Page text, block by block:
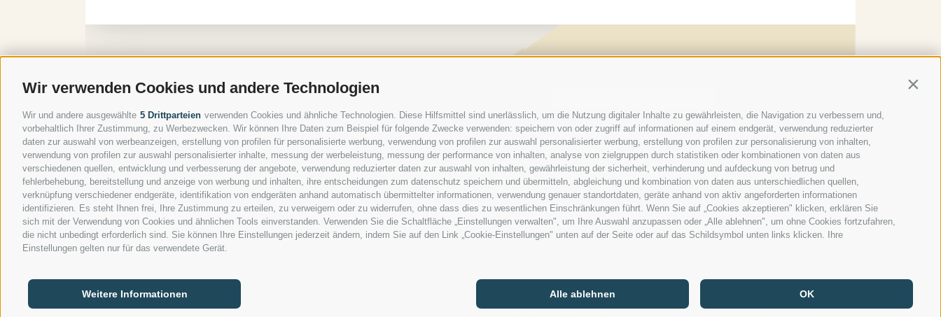
Wir verwenden Cookies und andere Technologien
Wir und andere ausgewählte 5 Drittparteien verwenden Cookies und ähnliche Technologien. Diese Hilfsmittel sind unerlässlich, um die Nutzung digitaler Inhalte zu gewährleisten, die Navigation zu verbessern und,
vorbehaltlich Ihrer Zustimmung, zu Werbezwecken. Wir können Ihre Daten zum Beispiel für folgende Zwecke verwenden: speichern von oder zugriff auf informationen auf einem endgerät, verwendung reduzierter
daten zur auswahl von werbeanzeigen, erstellung von profilen für personalisierte werbung, verwendung von profilen zur auswahl personalisierter werbung, erstellung von profilen zur personalisierung von inhalten,
verwendung von profilen zur auswahl personalisierter inhalte, messung der werbeleistung, messung der performance von inhalten, analyse von zielgruppen durch statistiken oder kombinationen von daten aus
verschiedenen quellen, entwicklung und verbesserung der angebote, verwendung reduzierter daten zur auswahl von inhalten, gewährleistung der sicherheit, verhinderung und aufdeckung von betrug und
fehlerbehebung, bereitstellung und anzeige von werbung und inhalten, ihre entscheidungen zum datenschutz speichern und übermitteln, abgleichung und kombination von daten aus unterschiedlichen quellen,
verknüpfung verschiedener endgeräte, identifikation von endgeräten anhand automatisch übermittelter informationen, verwendung genauer standortdaten, geräte anhand von aktiv angeforderten informationen
identifizieren. Es steht Ihnen frei, Ihre Zustimmung zu erteilen, zu verweigern oder zu widerrufen, ohne dass dies zu wesentlichen Einschränkungen führt. Wenn Sie auf „Cookies akzeptieren" klicken, erklären Sie
sich mit der Verwendung von Cookies und ähnlichen Tools einverstanden. Verwenden Sie die Schaltfläche „Einstellungen verwalten", um Ihre Auswahl anzupassen oder „Alle ablehnen", um ohne Cookies fortzufahren,
die nicht unbedingt erforderlich sind. Sie können Ihre Einstellungen jederzeit ändern, indem Sie auf den Link „Cookie-Einstellungen" unten auf der Seite oder auf das Schildsymbol unten links klicken. Ihre
Einstellungen gelten nur für das verwendete Gerät.
OK
Alle ablehnen
Weitere Informationen
Kontaktieren Sie uns
Gasthof Kircher | Fam. Harder
Umser Straße 10 | 39050 Völs am Schlern (BZ) | Italien
Tel.+39 0471 725 151
Fax+39 0471 724 396
info@gasthof-kircher.it
Wetter
Webcams
Fotogalerie
IMPRESSUM | MWST.NR. IT00747240216